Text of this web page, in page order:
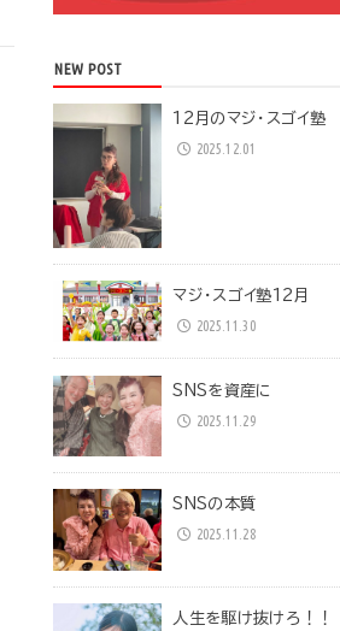
NEW POST
12月のマジ・スゴイ塾
2025.12.01
マジ・スゴイ塾12月
2025.11.30
SNSを資産に
2025.11.29
SNSの本質
2025.11.28
人生を駆け抜けろ！！